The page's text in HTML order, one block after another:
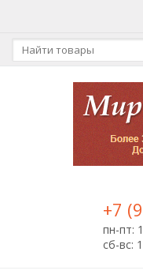
+7
пн-пт:
сб-вс: